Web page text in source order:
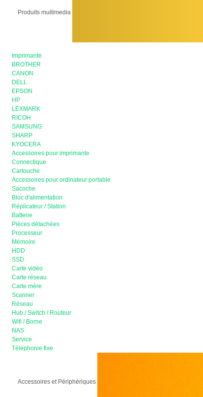
Produits multimedia
Imprimante
BROTHER
CANON
DELL
EPSON
HP
LEXMARK
RICOH
SAMSUNG
SHARP
KYOCERA
Accessoires pour imprimante
Connectique
Cartouche
Accessoires pour ordinateur portable
Sacoche
Bloc d'alimentation
Réplicateur / Station
Batterie
Pièces détachées
Processeur
Mémoire
HDD
SSD
Carte vidéo
Carte réseau
Carte mère
Scanner
Réseau
Hub / Switch / Routeur
Wifi / Borne
NAS
Service
Téléphonie fixe
Accessoires et Périphériques